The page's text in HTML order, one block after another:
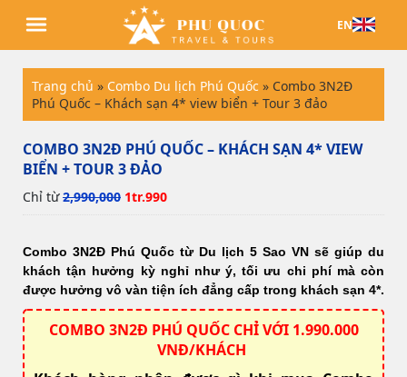
EN
Trang chủ » Combo Du lịch Phú Quốc » Combo 3N2Đ
Phú Quốc – Khách sạn 4* view biển + Tour 3 đảo
COMBO 3N2Đ PHÚ QUỐC – KHÁCH SẠN 4* VIEW
BIỂN + TOUR 3 ĐẢO
Chỉ từ2,990,000 1tr.990
Combo 3N2Đ Phú Quốc từ Du lịch 5 Sao VN sẽ giúp du
khách tận hưởng kỳ nghỉ như ý, tối ưu chi phí mà còn
được hưởng vô vàn tiện ích đẳng cấp trong khách sạn 4*.
COMBO 3N2Đ PHÚ QUỐC CHỈ VỚI 1.990.000
VNĐ/KHÁCH